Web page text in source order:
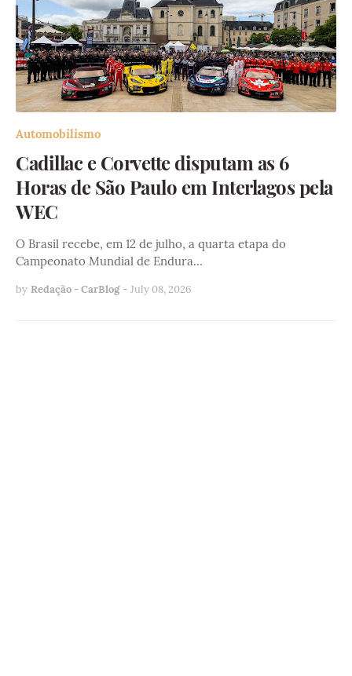
Automobilismo
Cadillac e Corvette disputam as 6
Horas de São Paulo em Interlagos pela
WEC
O Brasil recebe, em 12 de julho, a quarta etapa do
Campeonato Mundial de Endura…
by Redação - CarBlog - July 08, 2026